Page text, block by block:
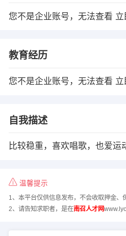
您不是企业账号，无法查看 立
教育经历
您不是企业账号，无法查看 立
自我描述
比较稳重，喜欢唱歌，也爱运
温馨提示
1、本平台仅供信息发布，不会收取押金、
2、请告知求职者，是在南召人才网